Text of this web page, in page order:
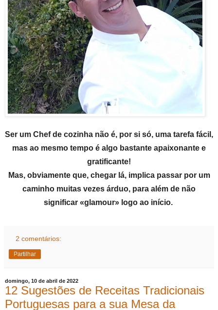
Ser um Chef de cozinha não é, por si só, uma tarefa fácil,
mas ao mesmo tempo é algo bastante apaixonante e
gratificante!
Mas, obviamente que, chegar lá, implica passar por um
caminho muitas vezes árduo, para além de não
significar «glamour» logo ao início.
2 comentários:
Partilhar
domingo, 10 de abril de 2022
12 Sugestões de Receitas Tradicionais
Portuguesas para a sua Mesa da